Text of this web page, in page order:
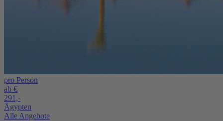
pro Person
ab €
291,-
Ägypten
Alle Angebote